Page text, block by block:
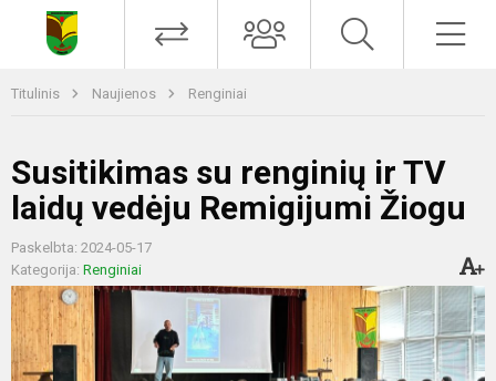
Titulinis Naujienos Renginiai
Susitikimas su renginių ir TV
laidų vedėju Remigijumi Žiogu
Paskelbta: 2024-05-17
Kategorija: Renginiai